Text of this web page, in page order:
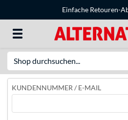
Einfache Retouren-
KUNDENNUMMER / E-MAIL